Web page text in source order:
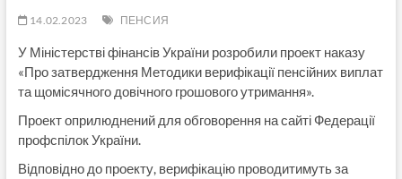
14.02.2023 ПЕНСИЯ
У Міністерстві фінансів України розробили проект наказу
«Про затвердження Методики верифікації пенсійних виплат
та щомісячного довічного грошового утримання».
Проект оприлюднений для обговорення на сайті Федерації
профспілок України.
Відповідно до проекту, верифікацію проводитимуть за